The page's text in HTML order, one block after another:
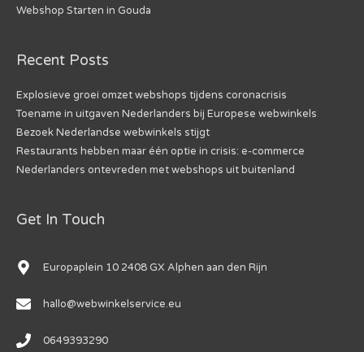
Webshop Starten in Gouda
Recent Posts
Explosieve groei omzet webshops tijdens coronacrisis
Toename in uitgaven Nederlanders bij Europese webwinkels
Bezoek Nederlandse webwinkels stijgt
Restaurants hebben maar één optie in crisis: e-commerce
Nederlanders ontevreden met webshops uit buitenland
Get In Touch
Europaplein 10 2408 GX Alphen aan den Rijn
hallo@webwinkelservice.eu
0649393290